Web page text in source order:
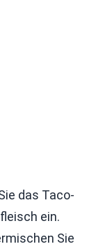
das Taco-
ein.
Sie